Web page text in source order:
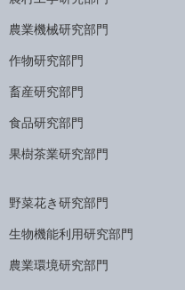
農業機械研究部門
作物研究部門
畜産研究部門
食品研究部門
果樹茶業研究部門
野菜花き研究部門
生物機能利用研究部門
農業環境研究部門